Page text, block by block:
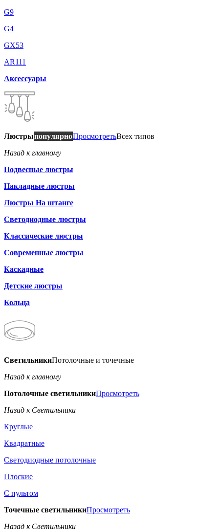
G9
G4
GX53
AR111
Аксессуары
ЛюстрыпопулярноПросмотретьВсех типов
Назад к главному
Подвесные люстры
Накладные люстры
Люстры На штанге
Светодиодные люстры
Классические люстры
Современные люстры
Каскадные
Детские люстры
Кольца
СветильникиПотолочные и точечные
Назад к главному
Потолочные светильникиПросмотреть
Назад к Светильники
Круглые
Квадратные
Светодиодные потолочные
Плоские
С пультом
Точечные светильникиПросмотреть
Назад к Светильники